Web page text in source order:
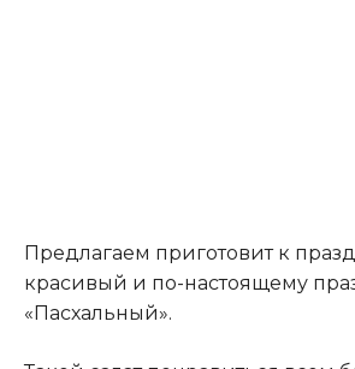
Предлагаем приготовит к
красивый и по-настоящему
«Пасхальный».